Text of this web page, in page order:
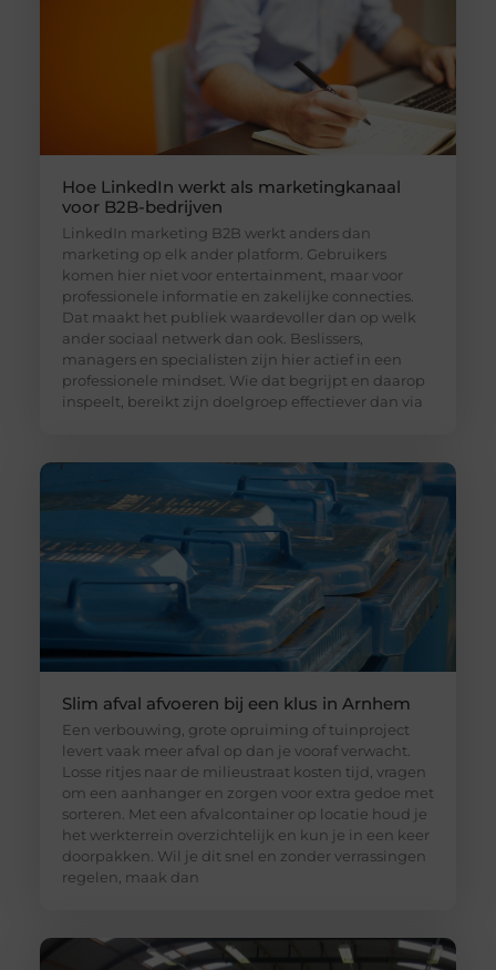
Hoe LinkedIn werkt als marketingkanaal
voor B2B-bedrijven
LinkedIn marketing B2B werkt anders dan
marketing op elk ander platform. Gebruikers
komen hier niet voor entertainment, maar voor
professionele informatie en zakelijke connecties.
Dat maakt het publiek waardevoller dan op welk
ander sociaal netwerk dan ook. Beslissers,
managers en specialisten zijn hier actief in een
professionele mindset. Wie dat begrijpt en daarop
inspeelt, bereikt zijn doelgroep effectiever dan via
Slim afval afvoeren bij een klus in Arnhem
Een verbouwing, grote opruiming of tuinproject
levert vaak meer afval op dan je vooraf verwacht.
Losse ritjes naar de milieustraat kosten tijd, vragen
om een aanhanger en zorgen voor extra gedoe met
sorteren. Met een afvalcontainer op locatie houd je
het werkterrein overzichtelijk en kun je in een keer
doorpakken. Wil je dit snel en zonder verrassingen
regelen, maak dan